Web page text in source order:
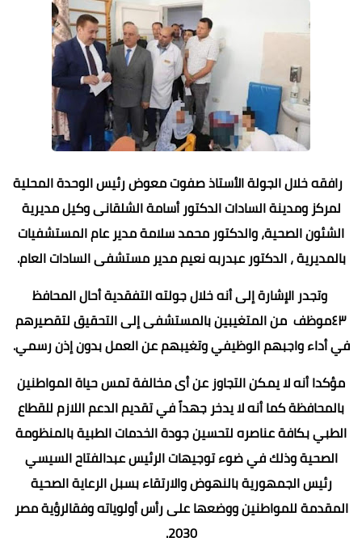
رافقه خلال الجولة الأستاذ صفوت معوض رئيس الوحدة المحلية
لمركز ومدينة السادات الدكتور أسامة الشلقانى وكيل مديرية
الشئون الصحية، والدكتور محمد سلامة مدير عام المستشفيات
بالمديرية ، الدكتور عبدربه نعيم مدير مستشفى السادات العام.
وتجدر الإشارة إلى أنه خلال جولته التفقدية أحال المحافظ
٤٣موظف من المتغيبين بالمستشفى إلى التحقيق لتقصيرهم
في أداء واجبهم الوظيفي وتغيبهم عن العمل بدون إذن رسمي.
مؤكدا أنه لا يمكن التجاوز عن أى مخالفة تمس حياة المواطنين
بالمحافظة كما أنه لا يدخر جهداً في تقديم الدعم اللازم للقطاع
الطبي بكافة عناصره لتحسين جودة الخدمات الطبية بالمنظومة
الصحية وذلك في ضوء توجيهات الرئيس عبدالفتاح السيسي
رئيس الجمهورية بالنهوض والارتقاء بسبل الرعاية الصحية
المقدمة للمواطنين ووضعها على رأس أولوياته وفقالرؤية مصر
2030.